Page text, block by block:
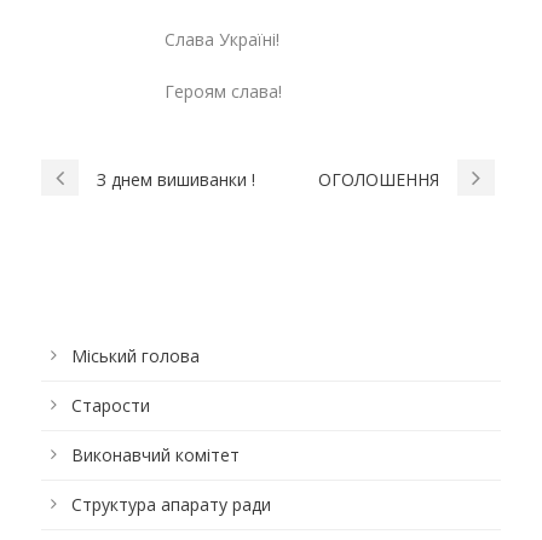
Слава Україні!
Героям слава!
З днем вишиванки ! ОГОЛОШЕННЯ
Міський голова
Старости
Виконавчий комітет
Структура апарату ради